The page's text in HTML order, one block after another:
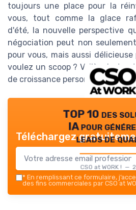
toujours une place pour la
vous, tout comme la glace
d'été, la nouvelle perspective
négociation peut non
pour vous, mais aussi
voulez un scoop ? Voilà, c'est
de croissance personnelle.
TOP 10 des
IA pour
leads de
CSO at WORK ! —
Téléchargez
* En remplissant ce formulaire,
des fins commerciales par CSO at